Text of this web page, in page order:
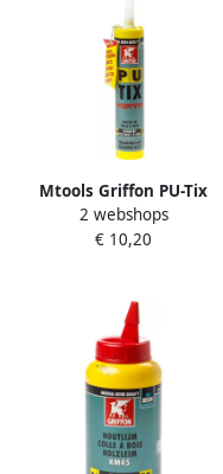
Mtools Griffon PU-Tix
Express Transparant Koker
340 g NL FR |
2 webshops
€ 10,20